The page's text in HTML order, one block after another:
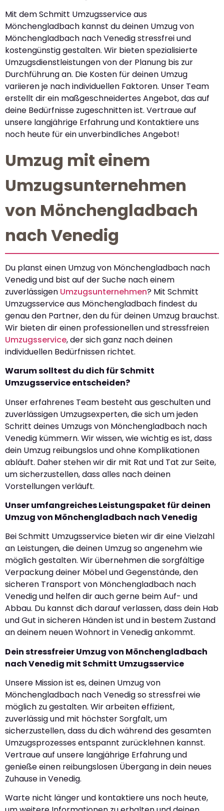
Mit dem Schmitt Umzugsservice aus
Mönchengladbach kannst du deinen Umzug von
Mönchengladbach nach Venedig stressfrei und
kostengünstig gestalten. Wir bieten spezialisierte
Umzugsdienstleistungen von der Planung bis zur
Durchführung an. Die Kosten für deinen Umzug
variieren je nach individuellen Faktoren. Unser Team
erstellt dir ein maßgeschneidertes Angebot, das auf
deine Bedürfnisse zugeschnitten ist. Vertraue auf
unsere langjährige Erfahrung und Kontaktiere uns
noch heute für ein unverbindliches Angebot!
Umzug mit einem
Umzugsunternehmen
von Mönchengladbach
nach Venedig
Du planst einen Umzug von Mönchengladbach nach
Venedig und bist auf der Suche nach einem
zuverlässigen Umzugsunternehmen? Mit Schmitt
Umzugsservice aus Mönchengladbach findest du
genau den Partner, den du für deinen Umzug brauchst.
Wir bieten dir einen professionellen und stressfreien
Umzugsservice, der sich ganz nach deinen
individuellen Bedürfnissen richtet.
Warum solltest du dich für Schmitt
Umzugsservice entscheiden?
Unser erfahrenes Team besteht aus geschulten und
zuverlässigen Umzugsexperten, die sich um jeden
Schritt deines Umzugs von Mönchengladbach nach
Venedig kümmern. Wir wissen, wie wichtig es ist, dass
dein Umzug reibungslos und ohne Komplikationen
abläuft. Daher stehen wir dir mit Rat und Tat zur Seite,
um sicherzustellen, dass alles nach deinen
Vorstellungen verläuft.
Unser umfangreiches Leistungspaket für deinen
Umzug von Mönchengladbach nach Venedig
Bei Schmitt Umzugsservice bieten wir dir eine Vielzahl
an Leistungen, die deinen Umzug so angenehm wie
möglich gestalten. Wir übernehmen die sorgfältige
Verpackung deiner Möbel und Gegenstände, den
sicheren Transport von Mönchengladbach nach
Venedig und helfen dir auch gerne beim Auf- und
Abbau. Du kannst dich darauf verlassen, dass dein Hab
und Gut in sicheren Händen ist und in bestem Zustand
an deinem neuen Wohnort in Venedig ankommt.
Dein stressfreier Umzug von Mönchengladbach
nach Venedig mit Schmitt Umzugsservice
Unsere Mission ist es, deinen Umzug von
Mönchengladbach nach Venedig so stressfrei wie
möglich zu gestalten. Wir arbeiten effizient,
zuverlässig und mit höchster Sorgfalt, um
sicherzustellen, dass du dich während des gesamten
Umzugsprozesses entspannt zurücklehnen kannst.
Vertraue auf unsere langjährige Erfahrung und
genieße einen reibungslosen Übergang in dein neues
Zuhause in Venedig.
Warte nicht länger und kontaktiere uns noch heute,